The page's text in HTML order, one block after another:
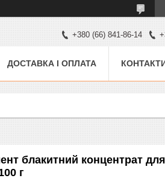
+380 (66) 841-86-14
ДОСТАВКА І ОПЛАТА
блакитний концентрат
г